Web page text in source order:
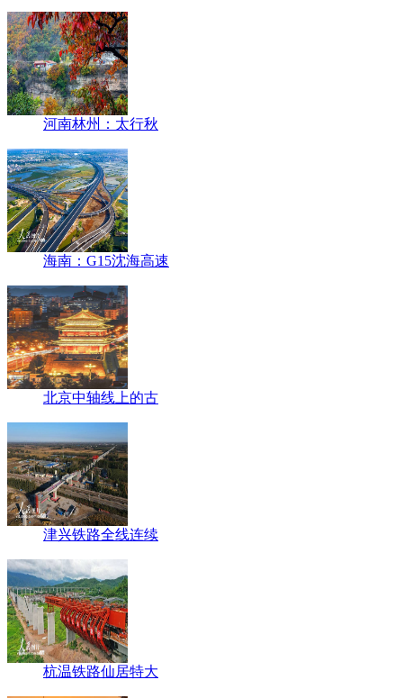
河南林州：太行秋
海南：G15沈海高速
北京中轴线上的古
津兴铁路全线连续
杭温铁路仙居特大